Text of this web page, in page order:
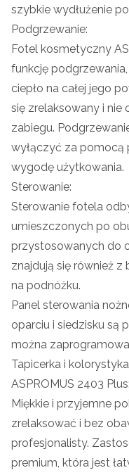
szybkie wydłużenie
Podgrzewanie:
Fotel kosmetyczny
funkcję
ciepło na całej jego
się zrelaksowany i nie
zabiegu.
wyłączyć za pomocą
wygodę użytkowania.
Sterowanie:
Sterowanie fotela
umieszczonych po
przystosowanych do
znajdują się również z
na podnóżku.
Panel sterowania
oparciu i siedzisku są
można
Tapicerka i
ASPROMUS 2403 Plus:
Miękkie i przyjemne
zrelaksować i bez
profesjonalisty.
premium, która jest